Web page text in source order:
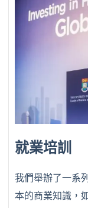
就業培訓
我們舉辦了一系
本的商業知識，